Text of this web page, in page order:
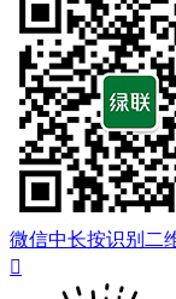
微信中长按识别二
